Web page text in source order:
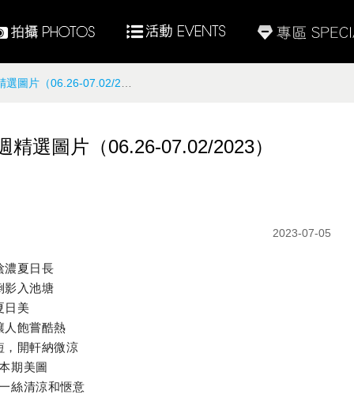
片（06.26-07.02/2023）
精選圖片（06.26-07.02/2023）
2023-07-05
濃夏日長
影入池塘
日美
人飽嘗酷熱
，開軒納微涼
期美圖
絲清涼和愜意